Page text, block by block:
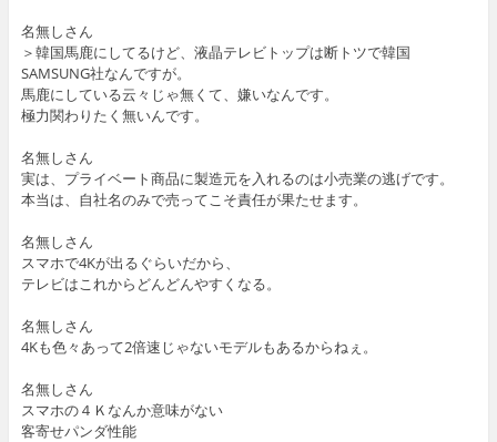
名無しさん
＞韓国馬鹿にしてるけど、液晶テレビトップは断トツで韓国
SAMSUNG社なんですが。
馬鹿にしている云々じゃ無くて、嫌いなんです。
極力関わりたく無いんです。
名無しさん
実は、プライベート商品に製造元を入れるのは小売業の逃げです。
本当は、自社名のみで売ってこそ責任が果たせます。
名無しさん
スマホで4Kが出るぐらいだから、
テレビはこれからどんどんやすくなる。
名無しさん
4Kも色々あって2倍速じゃないモデルもあるからねぇ。
名無しさん
スマホの４Ｋなんか意味がない
客寄せパンダ性能